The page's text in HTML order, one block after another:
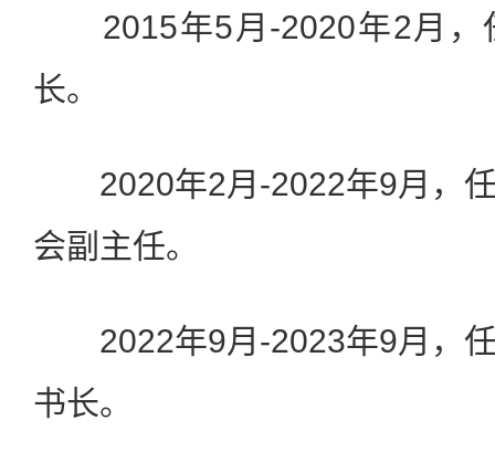
2015年5月-2020年2月，
长。
2020年2月-2022年9月，任
会副主任。
2022年9月-2023年9月，任
书长。